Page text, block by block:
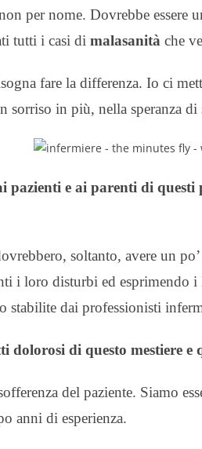
per nome. Dovrebbe essere
tutti i casi di malasanità che
fare la differenza. Io ci
sorriso in più, nella speranza di
pazienti e ai parenti di
soltanto, avere un
i loro disturbi ed esprimendo
stabilite dai professionisti
dolorosi di questo mestiere e
del paziente. Siamo
anni di esperienza.